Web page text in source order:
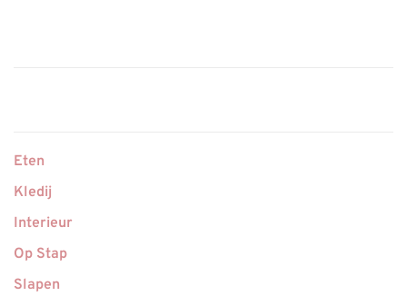
Eten
Kledij
Interieur
Op Stap
Slapen